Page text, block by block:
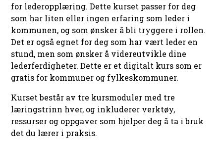
for lederopplæring. Dette kurset passer for deg
som har liten eller ingen erfaring som leder i
kommunen, og som ønsker å bli tryggere i rollen.
Det er også egnet for deg som har vært leder en
stund, men som ønsker å videreutvikle dine
lederferdigheter. Dette er et digitalt kurs som er
gratis for kommuner og fylkeskommuner.
Kurset består av tre kursmoduler med tre
læringstrinn hver, og inkluderer verktøy,
ressurser og oppgaver som hjelper deg å ta i bruk
det du lærer i praksis.